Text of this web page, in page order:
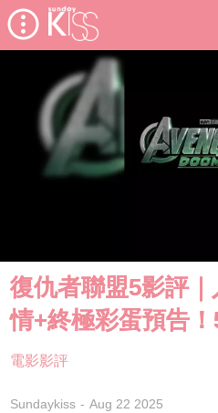
復仇者聯盟5影評
情+終極彩蛋預告
電影影評
Sundaykiss Aug 22 2025